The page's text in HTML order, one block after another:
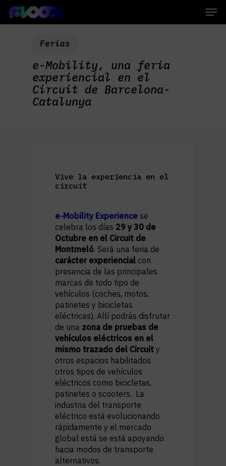
Skip
main
Ferias
e-Mobility, una feria
experiencial en el
Circuit de Barcelona-
Catalunya
Vive la experiencia en el
circuit
e-Mobility Experience se
celebra los días 29 y 30 de
Octubre en el Circuit de
Montmeló. Será una feria de
carácter experiencialcon
presencia de las principales
marcas de todo tipo de
vehículos (coches, motos,
patinetes y bicicletas
eléctricas). Allí podrás disfrutar
de una zona de pruebas de
vehículos eléctricos en el
mismo trazado del Circuity
otros espacios habilitados
otros tipos de vehículos
eléctricos como bicicletas,
patinetes o scooters. La
industria del transporte
eléctrico está evolucionando
rápidamente y el mercado
global está se está apoyando
hacia modos de transporte
alternativos.